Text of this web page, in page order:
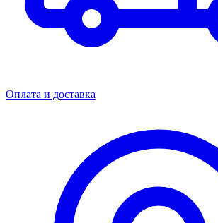
Оплата и доставка